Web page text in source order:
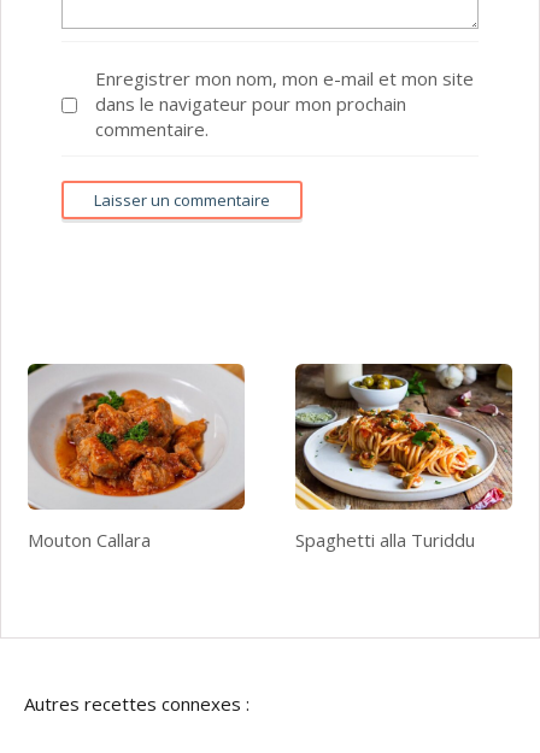
Enregistrer mon nom, mon e-mail et mon site
dans le navigateur pour mon prochain
commentaire.
Mouton Callara Spaghetti alla Turiddu
Autres recettes connexes :